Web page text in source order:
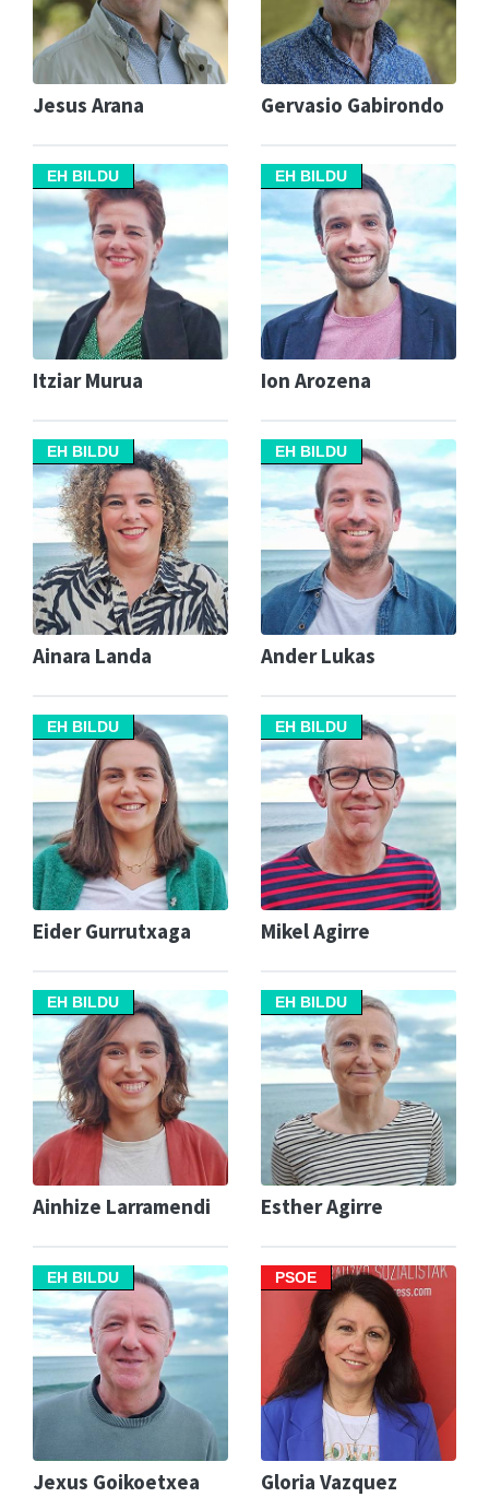
Jesus Arana Gervasio Gabirondo
EH BILDU
Itziar Murua
EH BILDU
Ion Arozena
EH BILDU
Ainara Landa
EH BILDU
Ander Lukas
EH BILDU
Eider Gurrutxaga
EH BILDU
Mikel Agirre
EH BILDU
Ainhize Larramendi
EH BILDU
Esther Agirre
EH BILDU
Jexus Goikoetxea
PSOE
Gloria Vazquez